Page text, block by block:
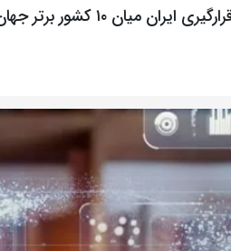
۱۰ کشور برتر جهان